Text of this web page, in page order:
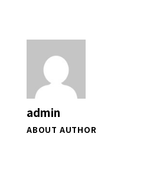
admin
ABOUT AUTHOR